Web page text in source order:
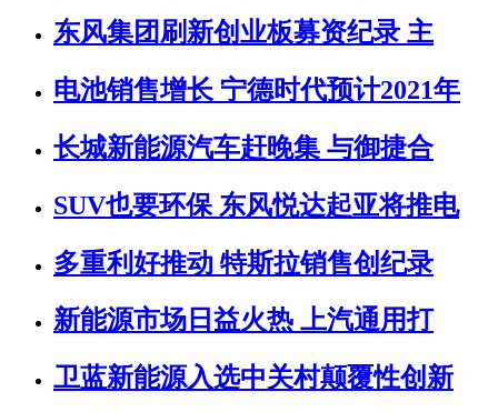
东风集团刷新创业板募资纪录 主
电池销售增长 宁德时代预计2021年
长城新能源汽车赶晚集 与御捷合
SUV也要环保 东风悦达起亚将推电
多重利好推动 特斯拉销售创纪录
新能源市场日益火热 上汽通用打
卫蓝新能源入选中关村颠覆性创新